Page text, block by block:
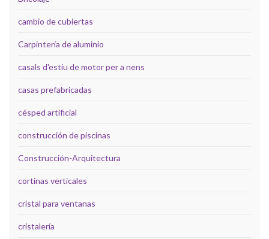
cambio de cubiertas
Carpintería de aluminio
casals d'estiu de motor per a nens
casas prefabricadas
césped artificial
construcción de piscinas
Construcción-Arquitectura
cortinas verticales
cristal para ventanas
cristalería